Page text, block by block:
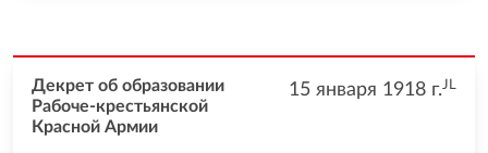
15 января 1918 г.JL
Декрет об образовании
Рабоче-крестьянской
Красной Армии